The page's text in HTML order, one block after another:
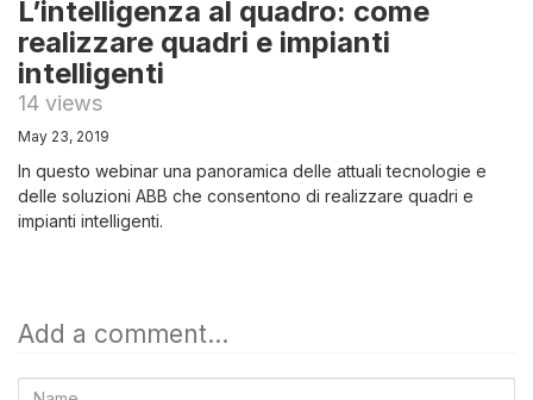
L’intelligenza al quadro: come
realizzare quadri e impianti
intelligenti
14 views
May 23, 2019
In questo webinar una panoramica delle attuali tecnologie e
delle soluzioni ABB che consentono di realizzare quadri e
impianti intelligenti.
Add a comment...
Name